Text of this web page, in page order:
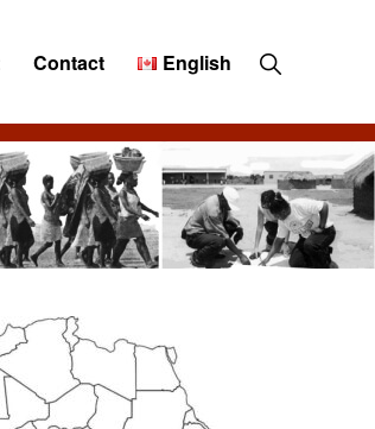
Contact English Show
Search